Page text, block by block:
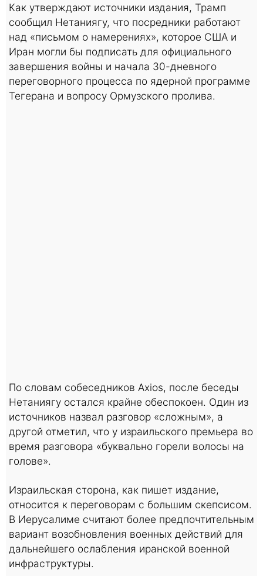
Как утверждают источники издания, Трамп
сообщил Нетаниягу, что посредники работают
над «письмом о намерениях», которое США и
Иран могли бы подписать для официального
завершения войны и начала 30-дневного
переговорного процесса по ядерной программе
Тегерана и вопросу Ормузского пролива.
По словам собеседников Axios, после беседы
Нетаниягу остался крайне обеспокоен. Один из
источников назвал разговор «сложным», а
другой отметил, что у израильского премьера во
время разговора «буквально горели волосы на
голове».
Израильская сторона, как пишет издание,
относится к переговорам с большим скепсисом.
В Иерусалиме считают более предпочтительным
вариант возобновления военных действий для
дальнейшего ослабления иранской военной
инфраструктуры.